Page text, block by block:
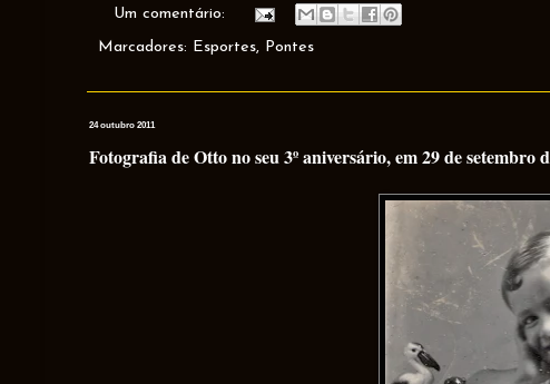
Um comentário:
Marcadores: Esportes, Pontes
24 outubro 2011
Fotografia de Otto no seu 3º aniversário, em 29 de